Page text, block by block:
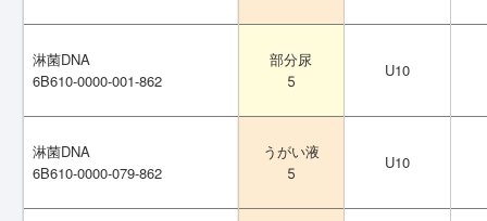
淋菌DNA
6B610-0000-001-862
部分尿
5
U10
淋菌DNA
6B610-0000-079-862
うがい液
5
U10
淋菌DNA
6B610-0000-001-862
部分尿
5
U10
淋菌DNA
6B610-0000-079-862
うがい液
5
U10